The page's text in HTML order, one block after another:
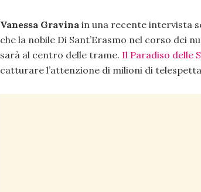
Vanessa Gravina in una recente intervista
che la nobile Di Sant’Erasmo nel corso dei
sarà al centro delle trame. Il Paradiso delle
catturare l’attenzione di milioni di